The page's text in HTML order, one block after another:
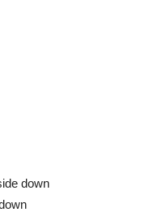
down